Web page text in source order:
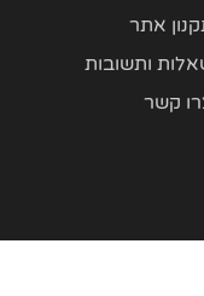
אתר
ותשובות
קשר